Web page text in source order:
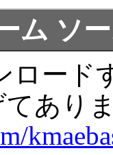
ム ソ
ロード
てあり